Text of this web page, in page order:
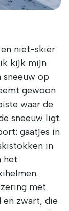
niet-skiër
ik kijk mijn
op
gewoon
waar de
sneeuw ligt.
gaatjes in
in
het
met
en zwart, die